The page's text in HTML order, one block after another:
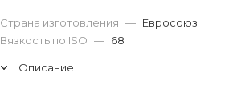
Страна изготовления — Евросоюз
Вязкость по ISO — 68
Описание